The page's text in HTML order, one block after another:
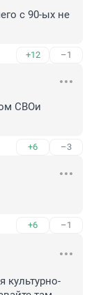
с 90-ых не
+12 –1
СВОи
+6 –3
+6 –1
культурно-